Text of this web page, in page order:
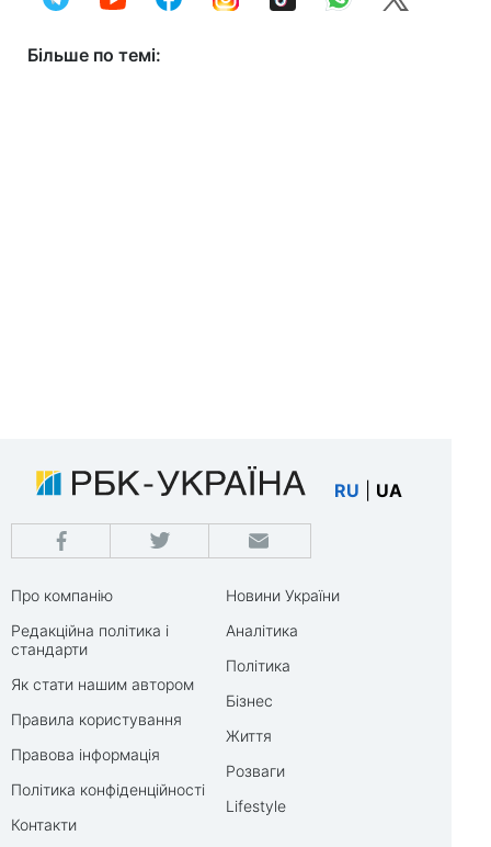
Більше по темі:
RU UA
Про компанію
Редакційна політика і
стандарти
Як стати нашим автором
Правила користування
Правова інформація
Політика конфіденційності
Контакти
Новини України
Аналітика
Політика
Бізнес
Життя
Розваги
Lifestyle